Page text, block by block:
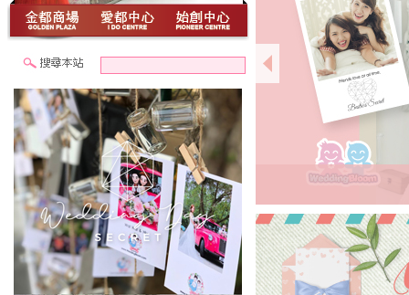
意郵票